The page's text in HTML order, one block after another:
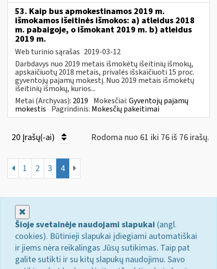
53. Kaip bus apmokestinamos 2019 m.
išmokamos išeitinės išmokos: a) atleidus 2018
m. pabaigoje, o išmokant 2019 m. b) atleidus
2019 m.
Web turinio sąrašas 2019-03-12
Darbdavys nuo 2019 metais išmokėtų išeitinių išmokų,
apskaičiuotų 2018 metais, privalės išskaičiuoti 15 proc.
gyventojų pajamų mokestį. Nuo 2019 metais išmokėtų
išeitinių išmokų, kurios...
Metai (Archyvas): 2019 Mokesčiai:Gyventojų pajamų
mokestis Pagrindinis: Mokesčių pakeitimai
20 Įrašų(-ai) Rodoma nuo 61 iki 76 iš 76 irašų.
1 2 3 4
Šioje svetainėje naudojami slapukai (angl.
cookies). Būtinieji slapukai įdiegiami automatiškai
ir jiems nėra reikalingas Jūsų sutikimas. Taip pat
galite sutikti ir su kitų slapukų naudojimu. Savo